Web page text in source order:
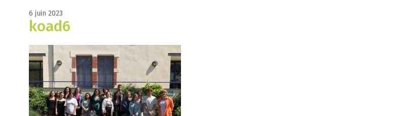
6 juin 2023
koad6